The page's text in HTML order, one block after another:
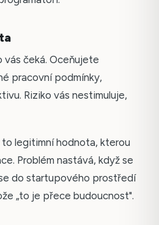
čeká. Oceňujete
pracovní podmínky,
Riziko vás nestimuluje,
to legitimní hodnota, kterou
Problém nastává, když se
do startupového prostředí
„to je přece budoucnost".